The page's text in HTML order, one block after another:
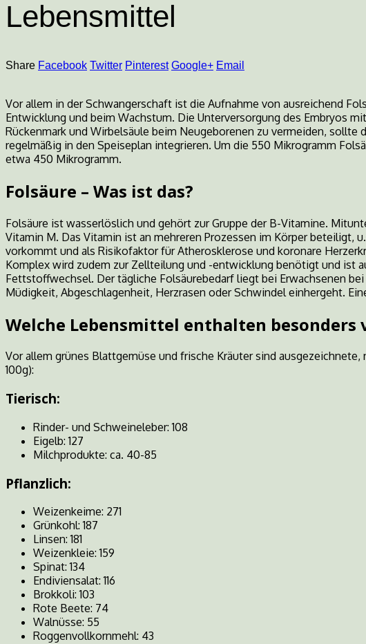
Food-
Blog
Lebensmittel
Share Facebook Twitter Pinterest Google+ Email
Vor allem in der Schwangerschaft ist die Aufnahme von ausreichend
Entwicklung und beim Wachstum. Die Unterversorgung des Embryos
Rückenmark und Wirbelsäule beim Neugeborenen zu vermeiden,
regelmäßig in den Speiseplan integrieren. Um die 550 Mikrogramm
etwa 450 Mikrogramm.
Folsäure – Was ist das?
Folsäure ist wasserlöslich und gehört zur Gruppe der B-Vitamine.
Vitamin M. Das Vitamin ist an mehreren Prozessen im Körper beteiligt,
vorkommt und als Risikofaktor für Atherosklerose und koronare
Komplex wird zudem zur Zellteilung und -entwicklung benötigt und ist
Fettstoffwechsel. Der tägliche Folsäurebedarf liegt bei Erwachsenen
Müdigkeit, Abgeschlagenheit, Herzrasen oder Schwindel einhergeht.
Welche Lebensmittel enthalten besonders
Vor allem grünes Blattgemüse und frische Kräuter sind
100g):
Tierisch:
Rinder- und Schweineleber: 108
Eigelb: 127
Milchprodukte: ca. 40-85
Pflanzlich:
Weizenkeime: 271
Grünkohl: 187
Linsen: 181
Weizenkleie: 159
Spinat: 134
Endiviensalat: 116
Brokkoli: 103
Rote Beete: 74
Walnüsse: 55
Roggenvollkornmehl: 43